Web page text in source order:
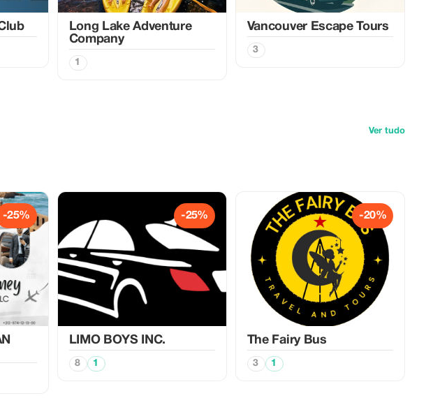
Long Lake Adventure
Company
1
Vancouver Escape Tours
3
Ver tudo
-25% -25%
LIMO BOYS INC.
8 1
-20%
The Fairy Bus
3 1